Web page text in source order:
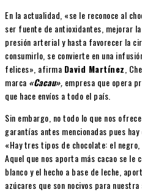
En la actualidad, «se le reconoce al
ser fuente de antioxidantes, mejorar
presión arterial y hasta favorecer la
consumirlo, se convierte en una
felices», afirma David Martínez ,
marca «Cacau», empresa que opera
que hace envíos a todo el país.
Sin embargo, no todo lo que nos
garantías antes mencionadas pues
«Hay tres tipos de chocolate: el negro,
Aquel que nos aporta más cacao se le
blanco y el hecho a base de leche,
azúcares que son nocivos para